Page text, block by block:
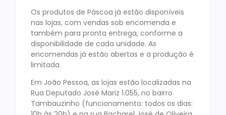
Os produtos de Páscoa já estão disponíveis
nas lojas, com vendas sob encomenda e
também para pronta entrega, conforme a
disponibilidade de cada unidade. As
encomendas já estão abertas e a produção é
limitada.
Em João Pessoa, as lojas estão localizadas na
Rua Deputado José Mariz 1.055, no bairro
Tambauzinho (funcionamento: todos os dias: